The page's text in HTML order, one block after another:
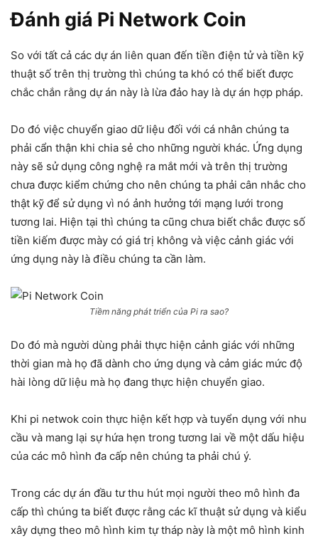
Đánh giá Pi Network Coin
So với tất cả các dự án liên quan đến tiền điện tử và tiền kỹ
thuật số trên thị trường thì chúng ta khó có thể biết được
chắc chắn rằng dự án này là lừa đảo hay là dự án hợp pháp.
Do đó việc chuyển giao dữ liệu đối với cá nhân chúng ta
phải cẩn thận khi chia sẻ cho những người khác. Ứng dụng
này sẽ sử dụng công nghệ ra mắt mới và trên thị trường
chưa được kiểm chứng cho nên chúng ta phải cân nhắc cho
thật kỹ để sử dụng vì nó ảnh hưởng tới mạng lưới trong
tương lai. Hiện tại thì chúng ta cũng chưa biết chắc được số
tiền kiếm được mày có giá trị không và việc cảnh giác với
ứng dụng này là điều chúng ta cần làm.
Tiềm năng phát triển của Pi ra sao?
Do đó mà người dùng phải thực hiện cảnh giác với những
thời gian mà họ đã dành cho ứng dụng và cảm giác mức độ
hài lòng dữ liệu mà họ đang thực hiện chuyển giao.
Khi pi netwok coin thực hiện kết hợp và tuyển dụng với nhu
cầu và mang lại sự hứa hẹn trong tương lai về một dấu hiệu
của các mô hình đa cấp nên chúng ta phải chú ý.
Trong các dự án đầu tư thu hút mọi người theo mô hình đa
cấp thì chúng ta biết được rằng các kĩ thuật sử dụng và kiểu
xây dựng theo mô hình kim tự tháp này là một mô hình kinh